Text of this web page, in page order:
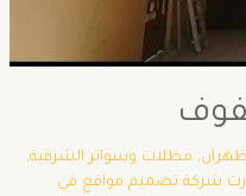
, مظلات وسواتر الشرقية,
شركة تصميم مواقع في